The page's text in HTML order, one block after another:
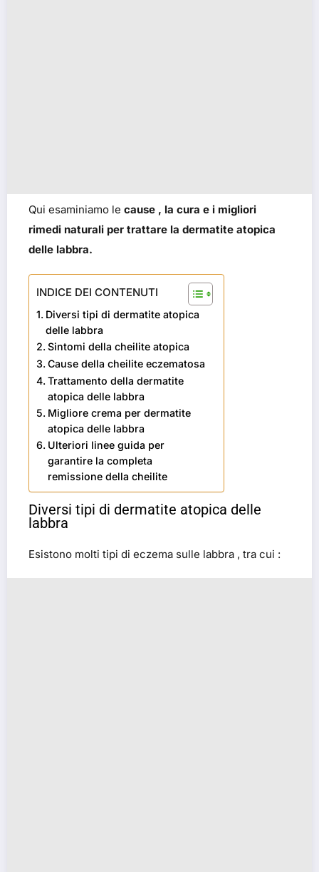
Qui esaminiamo le cause , la cura e i migliori
rimedi naturali per trattare la dermatite atopica
delle labbra.
INDICE DEI CONTENUTI
Diversi tipi di dermatite atopica
delle labbra
Sintomi della cheilite atopica
Cause della cheilite eczematosa
Trattamento della dermatite
atopica delle labbra
Migliore crema per dermatite
atopica delle labbra
Ulteriori linee guida per
garantire la completa
remissione della cheilite
Diversi tipi di dermatite atopica delle
labbra
Esistono molti tipi di eczema sulle labbra , tra cui :